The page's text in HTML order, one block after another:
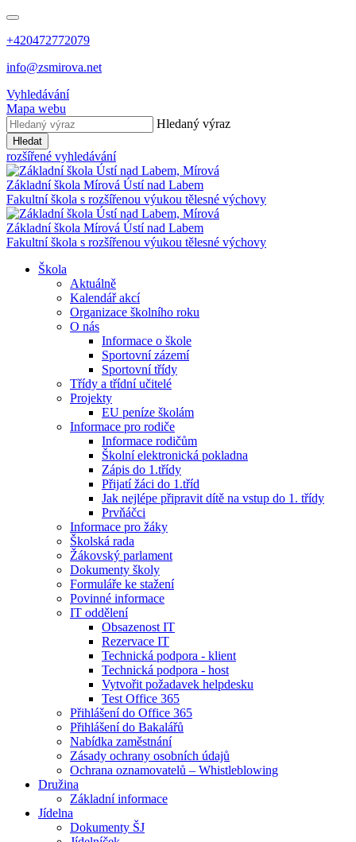
+420472772079
info@zsmirova.net
Vyhledávání
Mapa webu
Hledaný výraz
Hledat
rozšířené vyhledávání
Základní škola Mírová Ústí nad Labem
Fakultní škola s rozšířenou výukou tělesné výchovy
Základní škola Mírová Ústí nad Labem
Fakultní škola s rozšířenou výukou tělesné výchovy
Škola
Aktuálně
Kalendář akcí
Organizace školního roku
O nás
Informace o škole
Sportovní zázemí
Sportovní třídy
Třídy a třídní učitelé
Projekty
EU peníze školám
Informace pro rodiče
Informace rodičům
Školní elektronická pokladna
Zápis do 1.třídy
Přijatí žáci do 1.tříd
Jak nejlépe připravit dítě na vstup do 1. třídy
Prvňáčci
Informace pro žáky
Školská rada
Žákovský parlament
Dokumenty školy
Formuláře ke stažení
Povinné informace
IT oddělení
Obsazenost IT
Rezervace IT
Technická podpora - klient
Technická podpora - host
Vytvořit požadavek helpdesku
Test Office 365
Přihlášení do Office 365
Přihlášení do Bakalářů
Nabídka zaměstnání
Zásady ochrany osobních údajů
Ochrana oznamovatelů – Whistleblowing
Družina
Základní informace
Jídelna
Dokumenty ŠJ